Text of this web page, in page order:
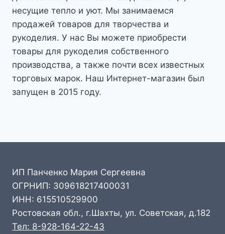
несущие тепло и уют. Мы занимаемся
продажей товаров для творчества и
рукоделия. У нас Вы можете приобрести
товары для рукоделия собственного
производства, а также почти всех известных
торговых марок. Наш Интернет-магазин был
запущен в 2015 году.
ИП Панченко Мария Сергеевна
ОГРНИП: 309618217400031
ИНН: 615510529900
Ростовская обл., г.Шахты, ул. Советская, д.182
Тел: 8-928-164-22-43